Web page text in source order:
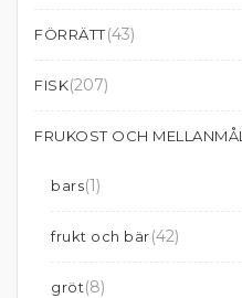
FÖRRÄTT(43)
FISK(207)
FRUKOST OCH MELLANMÅL
bars(1)
frukt och bär(42)
gröt(8)